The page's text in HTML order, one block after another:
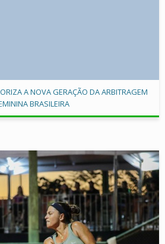
A NOVA GERAÇÃO DA ARBITRAGEM
BRASILEIRA